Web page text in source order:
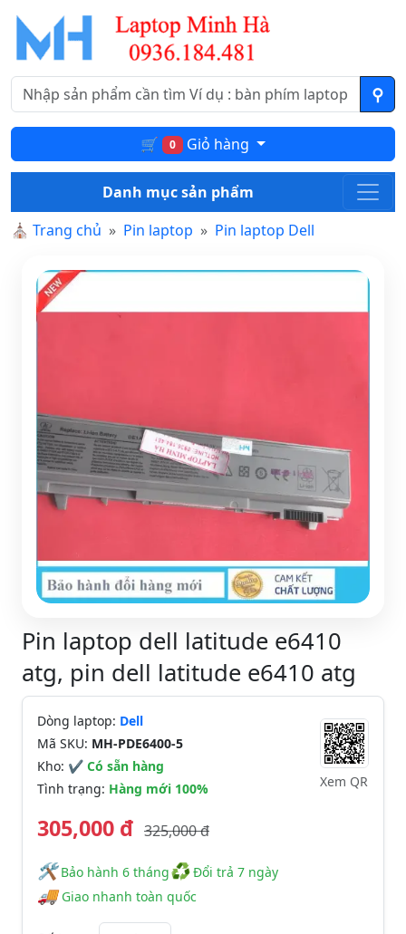
🛒 0 Giỏ hàng
Danh mục sản phẩm
⛪ Trang chủ Pin laptop Pin laptop Dell
Pin laptop dell latitude e6410
atg, pin dell latitude e6410 atg
Dòng laptop: Dell
Mã SKU: MH-PDE6400-5
Kho: ✔ Có sẵn hàng
Tình trạng: Hàng mới 100% Xem QR
305,000 đ 325,000 đ
🛠️️ Bảo hành 6 tháng♻Đổi trả 7 ngày
🚚Giao nhanh toàn quốc